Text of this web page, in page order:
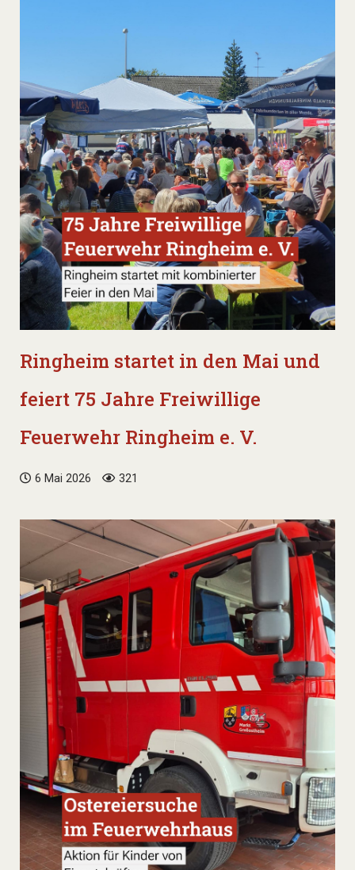
Ringheim startet in den Mai und
feiert 75 Jahre Freiwillige
Feuerwehr Ringheim e. V.
6 Mai 2026 321